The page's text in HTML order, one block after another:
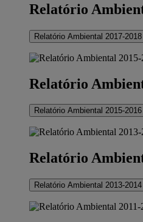
Relatório
Relatório Ambiental 2017-2018
Relatório
Relatório Ambiental 2015-2016
Relatório
Relatório Ambiental 2013-2014